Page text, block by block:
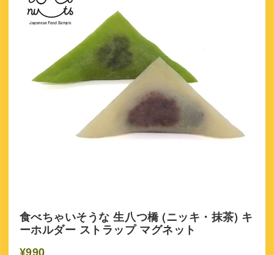
食べちゃいそうな 生八つ橋 (ニッキ・抹茶) キ
ーホルダー ストラップ マグネット
¥990